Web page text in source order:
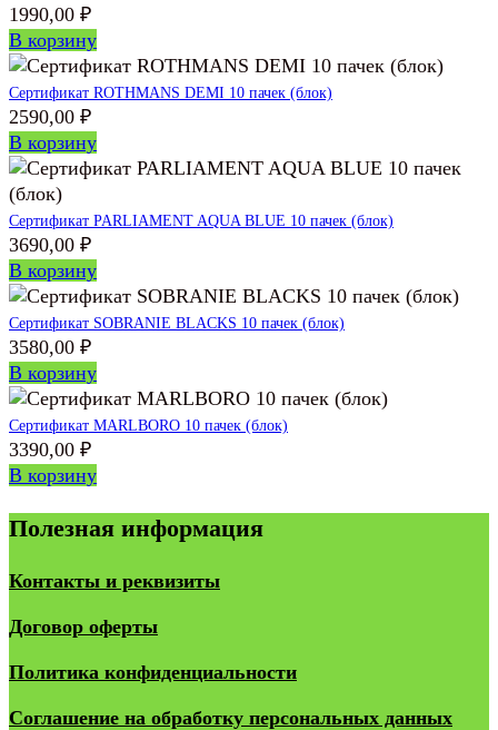
1990,00 ₽
В корзину
Сертификат ROTHMANS DEMI 10 пачек (блок)
2590,00 ₽
В корзину
Сертификат PARLIAMENT AQUA BLUE 10 пачек (блок)
3690,00 ₽
В корзину
Сертификат SOBRANIE BLACKS 10 пачек (блок)
3580,00 ₽
В корзину
Сертификат MARLBORO 10 пачек (блок)
3390,00 ₽
В корзину
Полезная информация
Контакты и реквизиты
Договор оферты
Политика конфиденциальности
Соглашение на обработку персональных данных